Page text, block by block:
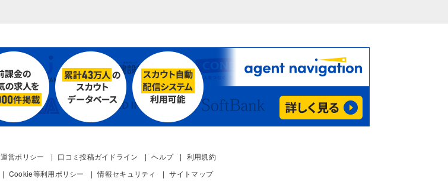
運営ポリシー 口コミ投稿ガイドライン ヘルプ
利用規約
Cookie等利用ポリシー 情報セキュリティ サイトマップ